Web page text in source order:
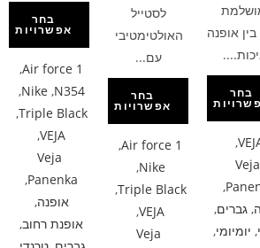
אופנה
בחר
,
Veja
,
,גברים,
, יומיומי,
לסטייל
האולטימטיבי
עם...
בחר
אפשרויות
Air force 1
,
Nike
,
Triple Black
,
VEJA
,
Veja
בחר
אפשרויות
Air force 1
,
N354
,
Nike
,
Triple Black
,
VEJA
,
Veja
Panenka
,
אופנה,
אופנת רחוב,